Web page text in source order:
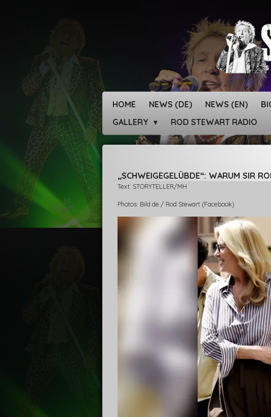
HOME NEWS (DE) NEWS (EN)
GALLERY
ROD STEWART RADIO
„SCHWEIGEGELÜBDE“: WARUM SIR
Text: STORYTELLER/MH
Photos: Bild.de / Rod Stewart (Facebook)